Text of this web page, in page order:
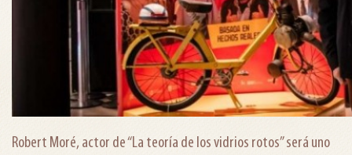
Robert Moré, actor de “La teoría de los vidrios rotos” será uno